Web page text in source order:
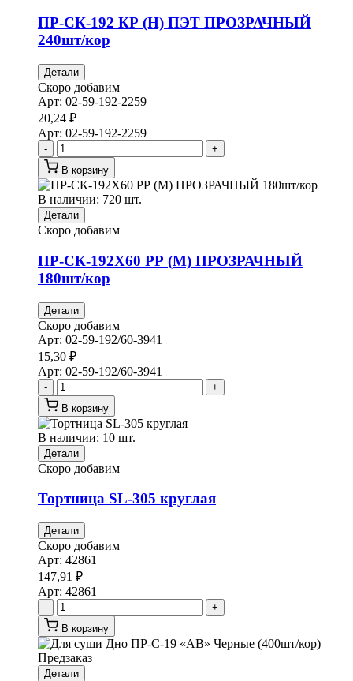
ПР-СК-192 КР (Н) ПЭТ ПРОЗРАЧНЫЙ
240шт/кор
Детали
Скоро добавим
Арт: 02-59-192-2259
20,24 ₽
Арт: 02-59-192-2259
-
+
В корзину
В наличии: 720 шт.
Детали
Скоро добавим
ПР-СК-192Х60 РР (М) ПРОЗРАЧНЫЙ
180шт/кор
Детали
Скоро добавим
Арт: 02-59-192/60-3941
15,30 ₽
Арт: 02-59-192/60-3941
-
+
В корзину
В наличии: 10 шт.
Детали
Скоро добавим
Тортница SL-305 круглая
Детали
Скоро добавим
Арт: 42861
147,91 ₽
Арт: 42861
-
+
В корзину
Предзаказ
Детали